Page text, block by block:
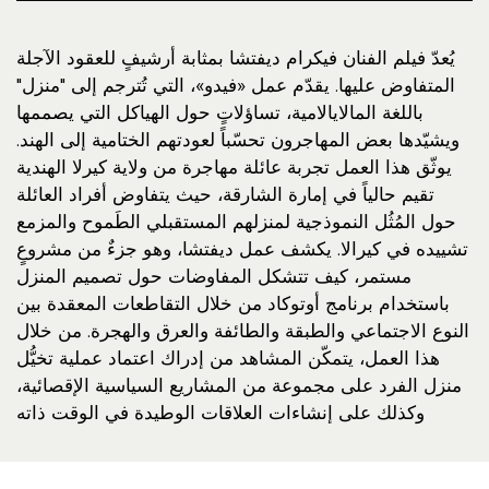
يُعدّ فيلم الفنان فيكرام ديفتشا بمثابة أرشيفٍ للعقود الآجلة
المتفاوض عليها. يقدّم عمل «فيدو»، التي تُترجم إلى "منزل"
باللغة المالايالامية، تساؤلاتٍ حول الهياكل التي يصممها
ويشيّدها بعض المهاجرون تحسّباً لعودتهم الختامية إلى الهند.
يوثّق هذا العمل تجربة عائلة مهاجرة من ولاية كيرلا الهندية
تقيم حالياً في إمارة الشارقة، حيث يتفاوض أفراد العائلة
حول المُثُل النموذجية لمنزلهم المستقبلي الطَموح والمزمع
تشييده في كيرالا. يكشف عمل ديفتشا، وهو جزءٌ من مشروعٍ
مستمر، كيف تتشكل المفاوضات حول تصميم المنزل
باستخدام برنامج أوتوكاد من خلال التقاطعات المعقدة بين
النوع الاجتماعي والطبقة والطائفة والعرق والهجرة. من خلال
هذا العمل، يتمكّن المشاهد من إدراك اعتماد عملية تخيُّل
منزل الفرد على مجموعة من المشاريع السياسية الإقصائية،
وكذلك على إنشاءات العلاقات الوطيدة في الوقت ذاته